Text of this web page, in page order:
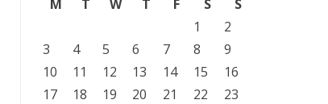
M
T W T F S
S
1
2
3
4 5 6 7 8
9
10
11 12 13 14 15
16
17
18 19 20 21 22
23